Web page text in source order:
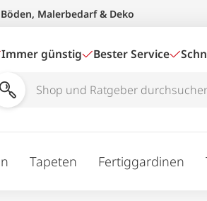
Malerbedarf & Deko
Immer günstig Bester Service
Tapeten Fertiggardinen